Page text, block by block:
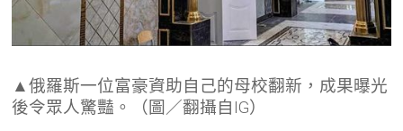
▲俄羅斯一位富豪資助自己的母校翻新，成果曝光
後令眾人驚豔。（圖／翻攝自IG）